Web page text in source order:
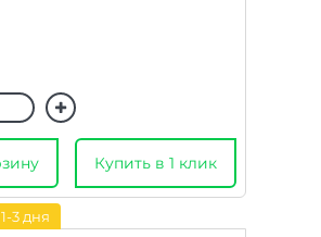
Купить в 1 клик
3 дня